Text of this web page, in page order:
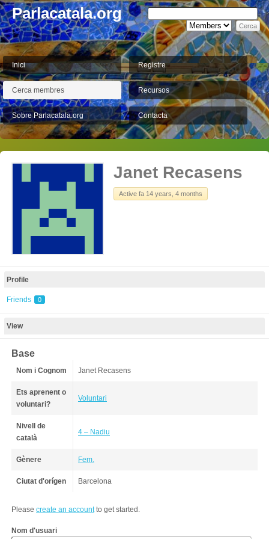
Parlacatala.org
Inici Registre
Cerca membres Recursos
Sobre Parlacatala.org Contacta
Janet Recasens
Active fa 14 years, 4 months
Profile
Friends 0
View
Base
Nom i Cognom Janet Recasens
Ets aprenent o
voluntari?
Voluntari
Nivell de
català
4 – Nadiu
Gènere Fem.
Ciutat d'orígen Barcelona
Please create an accountto get started.
Nom d'usuari